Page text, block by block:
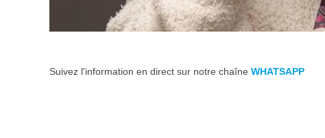
Suivez l'information en direct sur notre chaîne WHATSAPP